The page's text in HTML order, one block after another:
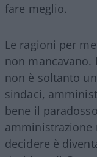
fare meglio.
Le ragioni per
non mancavano.
non è soltanto
sindaci,
bene il
amministrazione
decidere è